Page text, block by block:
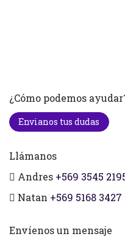
¿Cómo podemos
Envianos tus dudas
Llámanos
Andres +569 3545
Natan +569 5168 3427
Envíenos un mensaje